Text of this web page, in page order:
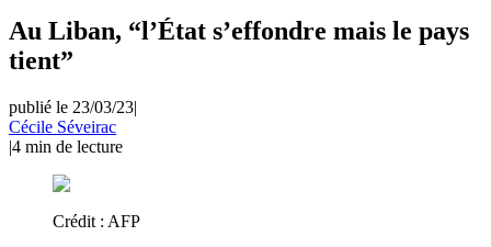
Au Liban, “l’État s’effondre mais le pays
tient”
publié le 23/03/23|
Cécile Séveirac
|4 min de lecture
Crédit : AFP